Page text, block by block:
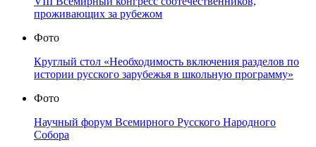
проживающих за рубежом
Фото
Круглый стол «Необходимость включения разделов по
истории русского зарубежья в школьную программу»
Фото
Научный форум Всемирного Русского Народного
Собора